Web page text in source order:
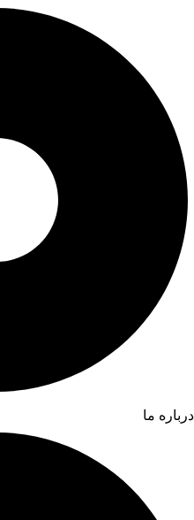
درباره ما